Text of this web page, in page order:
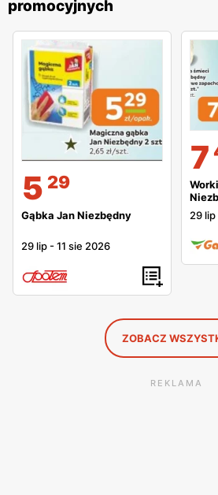
promocyjnych
5 29
Gąbka Jan Niezbędny
29 lip -11 sie 2026
7
29 lip
ZOBACZ
REKLAMA